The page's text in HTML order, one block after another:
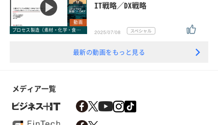
動画
プロセス製造（素材・化学・食品・医薬品）
IT戦略／DX戦略
2025/07/08
最新の動画をもっと見る
メディア一覧